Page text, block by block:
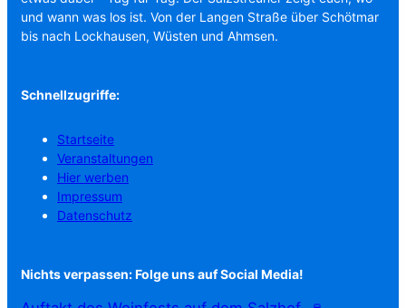
und wann was los ist. Von der Langen Straße über Schötmar
bis nach Lockhausen, Wüsten und Ahmsen.
Schnellzugriffe:
Startseite
Veranstaltungen
Hier werben
Impressum
Datenschutz
Nichts verpassen: Folge uns auf Social Media!